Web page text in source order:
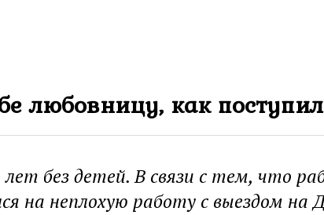
любовницу, как
без детей. В связи с тем, что
на неплохую работу с выездом на